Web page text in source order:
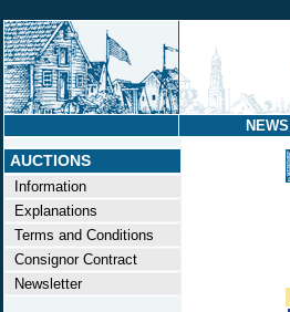
NEWS
AUCTIONS
Information
Explanations
Terms and Conditions
Consignor Contract
Newsletter